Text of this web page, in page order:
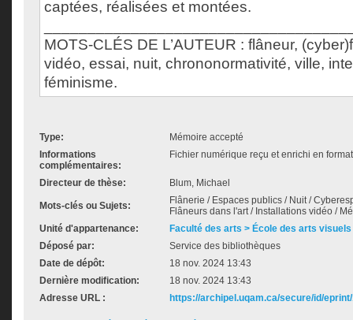
captées, réalisées et montées.
MOTS-CLÉS DE L’AUTEUR : flâneur,
vidéo, essai, nuit, chrononormativité, ville,
féminisme.
Type:
Mémoire accepté
Informations
complémentaires:
Fichier numérique reçu et enrichi en
Directeur de thèse: Blum, Michael
Mots-clés ou Sujets:
Flânerie / Espaces publics / Nuit /
Flâneurs dans l'art / Installations vidéo /
Unité d'appartenance:
Faculté des arts > École des arts
Déposé par:
Service des bibliothèques
Date de dépôt:
18 nov. 2024 13:43
Dernière modification:
18 nov. 2024 13:43
Adresse URL :
https://archipel.uqam.ca/secure/id/